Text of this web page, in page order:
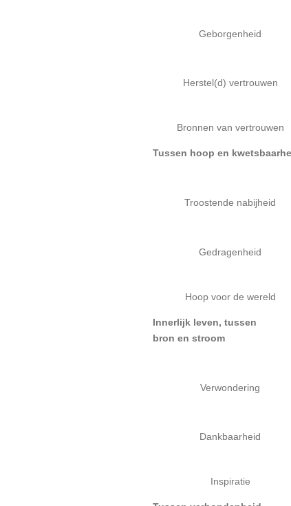
Geborgenheid
Herstel(d) vertrouwen
Bronnen van vertrouwen
Tussen hoop en
Troostende nabijheid
Gedragenheid
Hoop voor de wereld
Innerlijk leven, tussen
bron en stroom
Verwondering
Dankbaarheid
Inspiratie